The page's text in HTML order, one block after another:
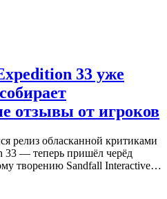
33 уже
отзывы от игроков
релиз обласканной критиками
33 — теперь пришёл черёд
творению Sandfall Interactive…